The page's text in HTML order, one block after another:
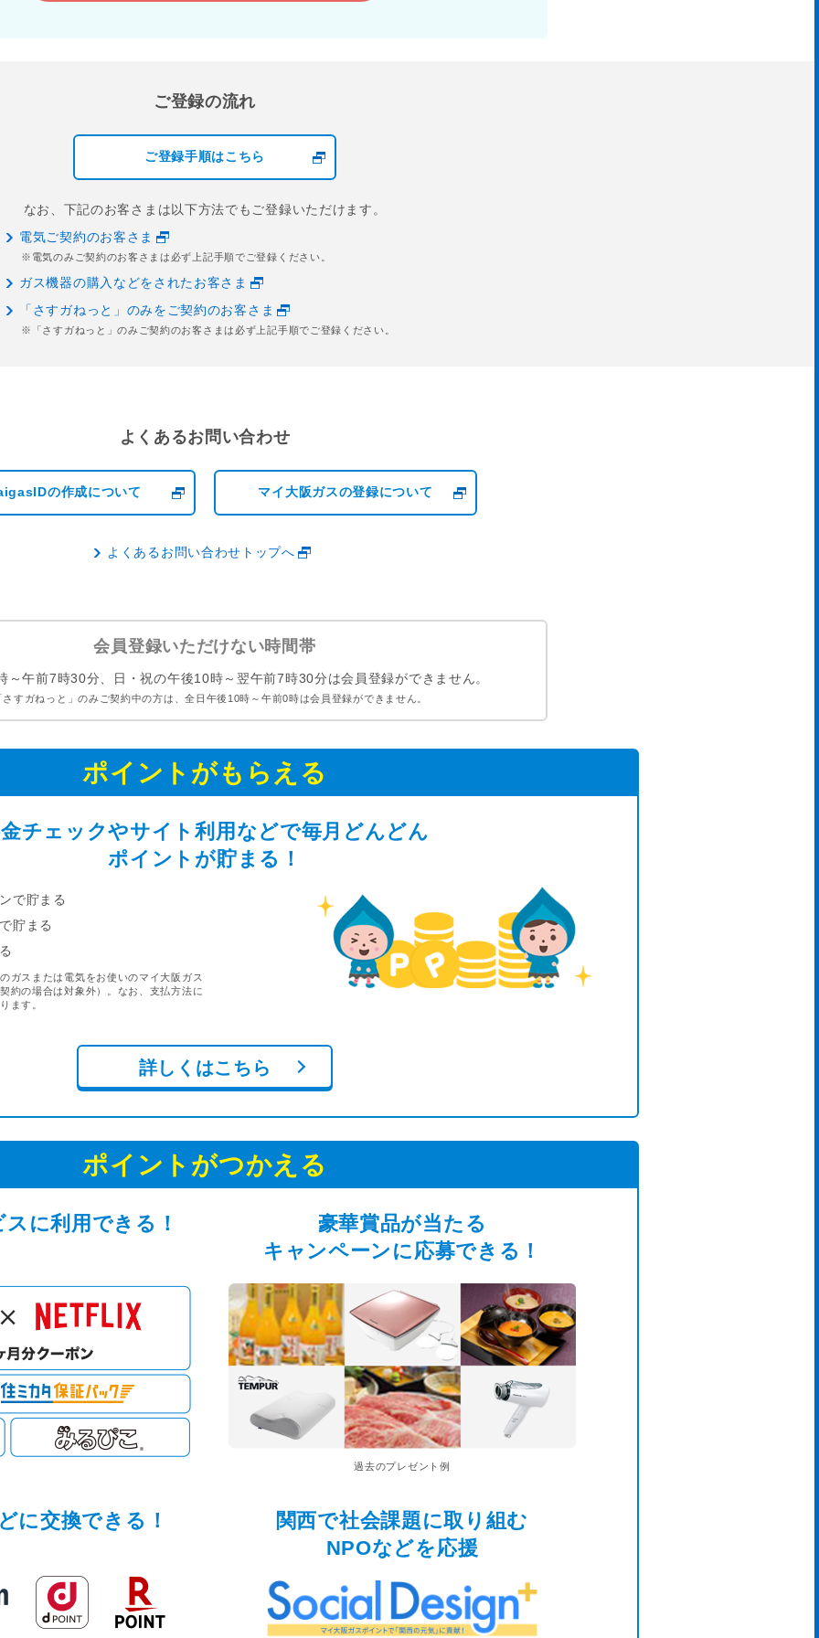
ご登録の流れ
ご登録手順はこちら
なお、下記のお客さまは以下方法でもご登録いただけます。
電気ご契約のお客さま
※電気のみご契約のお客さまは必ず上記手順でご登録ください。
ガス機器の購入などをされたお客さま
「さすガねっと」のみをご契約のお客さま
※「さすガねっと」のみご契約のお客さまは必ず上記手順でご登録ください。
よくあるお問い合わせ
の作成について マイ大阪ガスの登録について
よくあるお問い合わせトップへ
会員登録いただけない時間帯
～午前7時30分、日・祝の午後10時～翌午前7時30分は会員登録ができません。
すガねっと」のみご契約中の方は、全日午後10時～午前0時は会員登録ができません。
ポイントがもらえる
チェックやサイト利用などで毎月どんどん
ポイントが貯まる！
で貯まる
貯まる
ガスまたは電気をお使いのマイ大阪ガス
約の場合は対象外）。なお、支払方法に
ます。
詳しくはこちら
ポイントがつかえる
に利用できる！
豪華賞品が当たる
キャンペーンに応募できる！
過去のプレゼント例
に交換できる！
関西で社会課題に取り組む
NPOなどを応援